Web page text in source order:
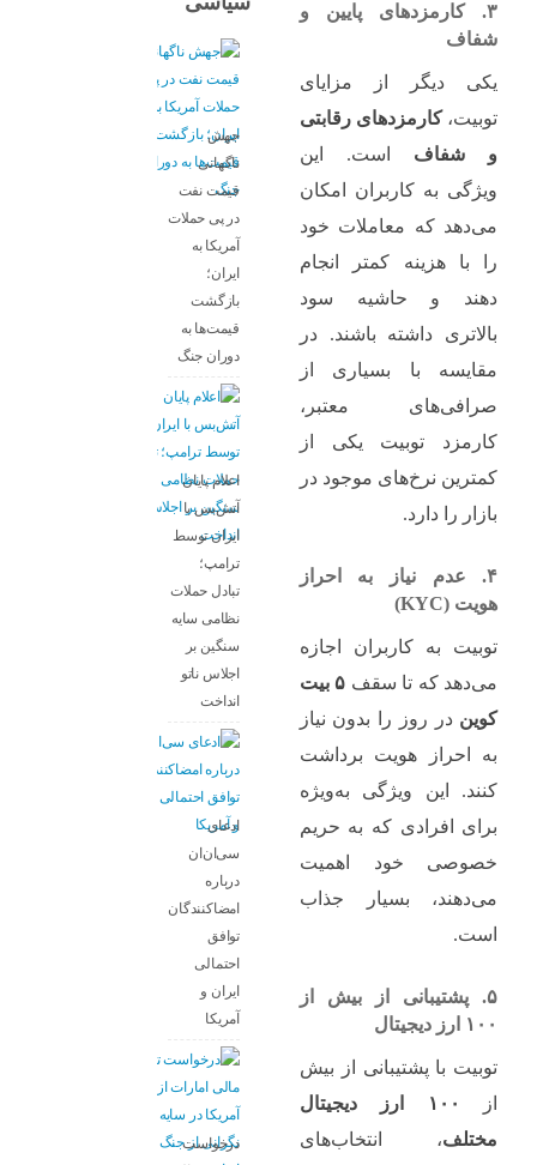
۳. کارمزدهای پایین و
شفاف
یکی دیگر از مزایای
توبیت،کارمزدهای رقابتی
و شفاف است. این
ویژگی به کاربران امکان
می‌دهد که معاملات خود
را با هزینه کمتر انجام
دهند و حاشیه سود
بالاتری داشته باشند. در
مقایسه با بسیاری از
صرافی‌های معتبر،
کارمزد توبیت یکی از
کمترین نرخ‌های موجود در
بازار را دارد.
۴. عدم نیاز به احراز
هویت (KYC)
توبیت به کاربران اجازه
می‌دهد که تا سقف
۵ بیت
کوین در روز را بدون نیاز
به احراز هویت برداشت
کنند. این ویژگی به‌ویژه
برای افرادی که به حریم
خصوصی خود اهمیت
می‌دهند، بسیار جذاب
است.
۵. پشتیبانی از بیش از
۱۰۰ ارز دیجیتال
توبیت با پشتیبانی از بیش
از
۱۰۰ ارز دیجیتال
مختلف، انتخاب‌های
جهش
ناگهانی
قیمت نفت
در پی حملات
آمریکا به
ایران؛
بازگشت
قیمت‌ها به
دوران جنگ
اعلام پایان
آتش‌بس با
ایران توسط
ترامپ؛
تبادل حملات
نظامی سایه
سنگین بر
اجلاس ناتو
انداخت
ادعای
سی‌ان‌ان
درباره
امضاکنندگان
توافق
احتمالی
ایران و
آمریکا
درخواست